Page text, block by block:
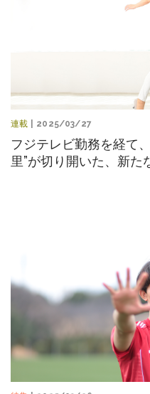
連載 | 2025/03/27
フジテレビ勤務を経て
里”が切り開いた、新た